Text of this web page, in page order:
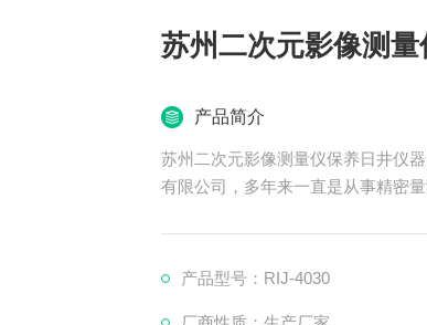
苏州二次元影像测量
产品简介
苏州二次元影像测量仪保养日井仪
有限公司，多年来一直是从事精密
产品型号：RIJ-4030